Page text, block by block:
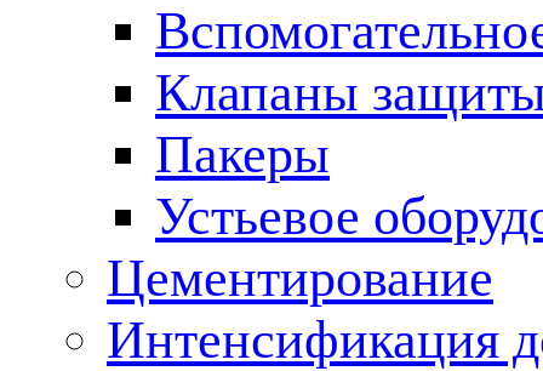
Клапаны
Пакеры
Устьевое
Цементирование
Интенсификация